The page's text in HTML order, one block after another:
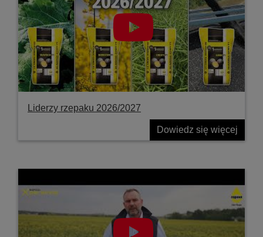
Liderzy rzepaku 2026/2027
Dowiedz się więcej